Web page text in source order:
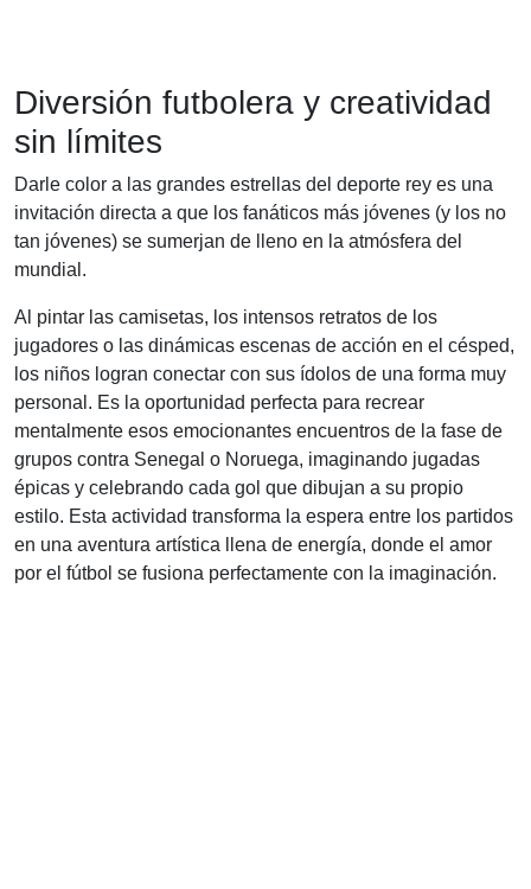
Diversión futbolera y creatividad
sin límites
Darle color a las grandes estrellas del deporte rey es una
invitación directa a que los fanáticos más jóvenes (y los no
tan jóvenes) se sumerjan de lleno en la atmósfera del
mundial.
Al pintar las camisetas, los intensos retratos de los
jugadores o las dinámicas escenas de acción en el césped,
los niños logran conectar con sus ídolos de una forma muy
personal. Es la oportunidad perfecta para recrear
mentalmente esos emocionantes encuentros de la fase de
grupos contra Senegal o Noruega, imaginando jugadas
épicas y celebrando cada gol que dibujan a su propio
estilo. Esta actividad transforma la espera entre los partidos
en una aventura artística llena de energía, donde el amor
por el fútbol se fusiona perfectamente con la imaginación.